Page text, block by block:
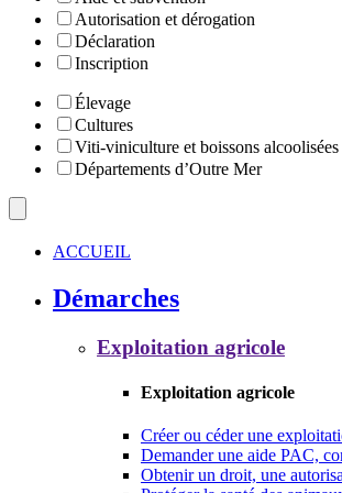
Autorisation et dérogation
Déclaration
Inscription
Élevage
Cultures
Viti-viniculture et boissons alcoolisées
Départements d’Outre Mer
ACCUEIL
Démarches
Exploitation agricole
Exploitation agricole
Créer ou céder une
Demander une aide PAC,
Obtenir un droit, une